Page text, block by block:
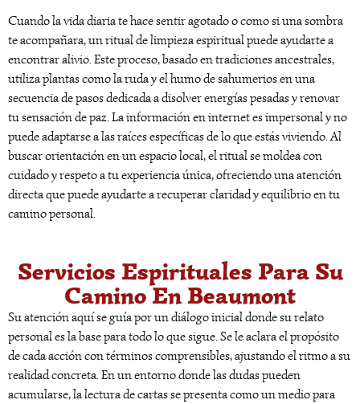
Cuando la vida diaria te hace sentir agotado o como si una sombra
te acompañara, un ritual de limpieza espiritual puede ayudarte a
encontrar alivio. Este proceso, basado en tradiciones ancestrales,
utiliza plantas como la ruda y el humo de sahumerios en una
secuencia de pasos dedicada a disolver energías pesadas y renovar
tu sensación de paz. La información en internet es impersonal y no
puede adaptarse a las raíces específicas de lo que estás viviendo. Al
buscar orientación en un espacio local, el ritual se moldea con
cuidado y respeto a tu experiencia única, ofreciendo una atención
directa que puede ayudarte a recuperar claridad y equilibrio en tu
camino personal.
Servicios Espirituales Para Su
Camino En Beaumont
Su atención aquí se guía por un diálogo inicial donde su relato
personal es la base para todo lo que sigue. Se le aclara el propósito
de cada acción con términos comprensibles, ajustando el ritmo a su
realidad concreta. En un entorno donde las dudas pueden
acumularse, la lectura de cartas se presenta como un medio para